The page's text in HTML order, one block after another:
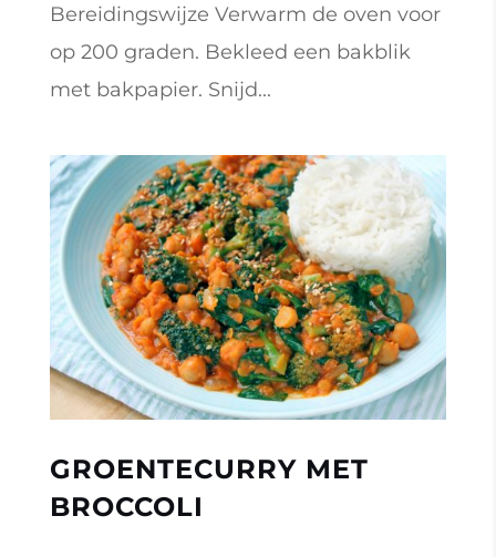
Bereidingswijze Verwarm de oven voor
op 200 graden. Bekleed een bakblik
met bakpapier. Snijd...
GROENTECURRY MET
BROCCOLI